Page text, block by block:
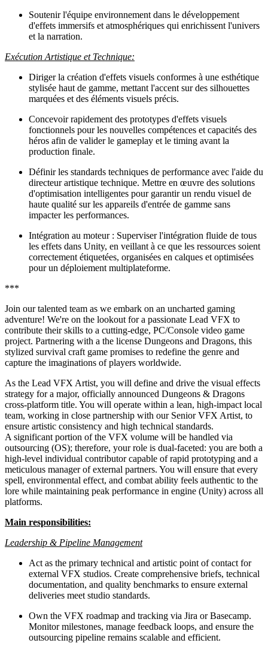
Soutenir l'équipe environnement dans le développement
d'effets immersifs et atmosphériques qui enrichissent l'univers
et la narration.
Exécution Artistique et Technique:
Diriger la création d'effets visuels conformes à une esthétique
stylisée haut de gamme, mettant l'accent sur des silhouettes
marquées et des éléments visuels précis.
Concevoir rapidement des prototypes d'effets visuels
fonctionnels pour les nouvelles compétences et capacités des
héros afin de valider le gameplay et le timing avant la
production finale.
Définir les standards techniques de performance avec l'aide du
directeur artistique technique. Mettre en œuvre des solutions
d'optimisation intelligentes pour garantir un rendu visuel de
haute qualité sur les appareils d'entrée de gamme sans
impacter les performances.
Intégration au moteur : Superviser l'intégration fluide de tous
les effets dans Unity, en veillant à ce que les ressources soient
correctement étiquetées, organisées en calques et optimisées
pour un déploiement multiplateforme.
***
Join our talented team as we embark on an uncharted gaming
adventure! We're on the lookout for a passionate Lead VFX to
contribute their skills to a cutting-edge, PC/Console video game
project. Partnering with a the license Dungeons and Dragons, this
stylized survival craft game promises to redefine the genre and
capture the imaginations of players worldwide.
As the Lead VFX Artist, you will define and drive the visual effects
strategy for a major, officially announced Dungeons & Dragons
cross-platform title. You will operate within a lean, high-impact local
team, working in close partnership with our Senior VFX Artist, to
ensure artistic consistency and high technical standards.
A significant portion of the VFX volume will be handled via
outsourcing (OS); therefore, your role is dual-faceted: you are both a
high-level individual contributor capable of rapid prototyping and a
meticulous manager of external partners. You will ensure that every
spell, environmental effect, and combat ability feels authentic to the
lore while maintaining peak performance in engine (Unity) across all
platforms.
Main responsibilities:
Leadership & Pipeline Management
Act as the primary technical and artistic point of contact for
external VFX studios. Create comprehensive briefs, technical
documentation, and quality benchmarks to ensure external
deliveries meet studio standards.
Own the VFX roadmap and tracking via Jira or Basecamp.
Monitor milestones, manage feedback loops, and ensure the
outsourcing pipeline remains scalable and efficient.